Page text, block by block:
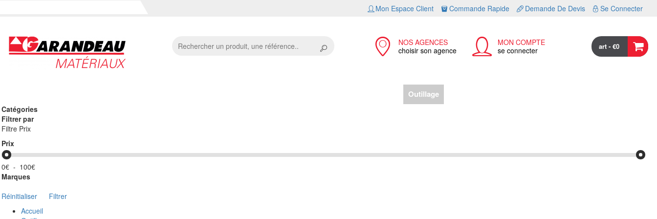
Mon Espace Client Commande Rapide Demande De Devis Se Connecter
NOS AGENCES
choisir son agence
MON COMPTE
se connecter
art - €0
Outillage
Catégories
Filtrer par
Filtre Prix
Prix
0€- 100€
Marques
Réinitialiser
Filtrer
Accueil